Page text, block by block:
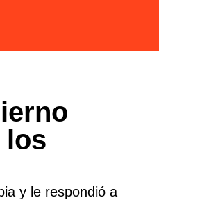
los
y le respondió a